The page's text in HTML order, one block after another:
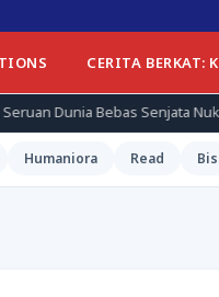
CERITA BERKAT:
Senjata Nuklir Menggema
Humaniora Read